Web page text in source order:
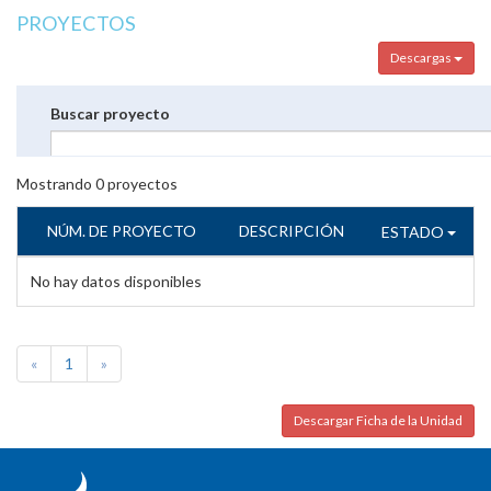
PROYECTOS
Descargas
Buscar proyecto
Mostrando 0proyectos
NÚM. DE PROYECTO DESCRIPCIÓN ESTADO
No hay datos disponibles
« 1 »
Descargar Ficha de la Unidad